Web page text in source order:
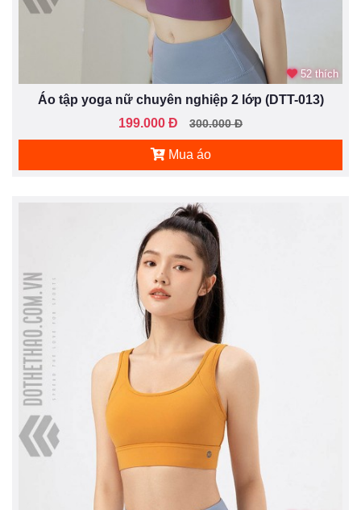
52 thích
Áo tập yoga nữ chuyên nghiệp 2 lớp (DTT-013)
199.000 Đ
300.000 Đ
Mua áo